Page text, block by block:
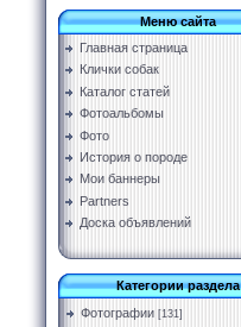
Меню сайта
Главная страница
Клички собак
Каталог статей
Фотоальбомы
Фото
История о породе
Мои баннеры
Partners
Доска объявлений
Категории раздела
Фотографии [131]